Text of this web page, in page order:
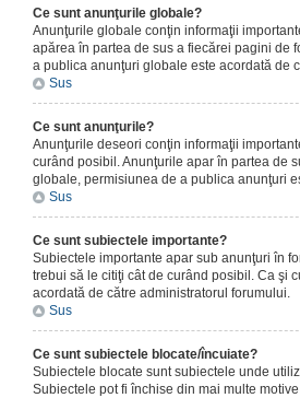
Ce sunt anunţurile globale?
Anunţurile globale conţin informaţii
apărea în partea de sus a fiecărei pagini de
a publica anunţuri globale este acordată de
Sus
Ce sunt anunţurile?
Anunţurile deseori conţin informaţii
curând posibil. Anunţurile apar în partea de
globale, permisiunea de a publica anunţuri
Sus
Ce sunt subiectele importante?
Subiectele importante apar sub anunţuri în
trebui să le citiţi cât de curând posibil. Ca şi
acordată de către administratorul forumului.
Sus
Ce sunt subiectele blocate/încuiate?
Subiectele blocate sunt subiectele unde
Subiectele pot fi închise din mai multe